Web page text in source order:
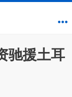
驰援土耳